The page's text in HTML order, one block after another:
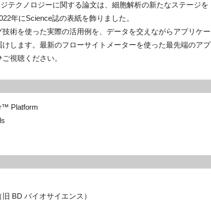
テクノロジーに関する論文は、細胞解析の新たなステージを
年にScience誌の表紙を飾りました。
術を使った実際の活用例を、データを交えながらアプリケー
します。最新のフローサイトメーターを使った最先端のアプ
視聴ください。
Platform
BD バイオサイエンス）